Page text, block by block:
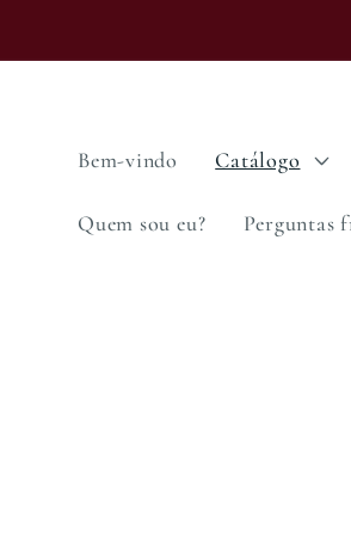
conteúdo
Bem-vindo Catálogo
Quem sou eu? Perguntas